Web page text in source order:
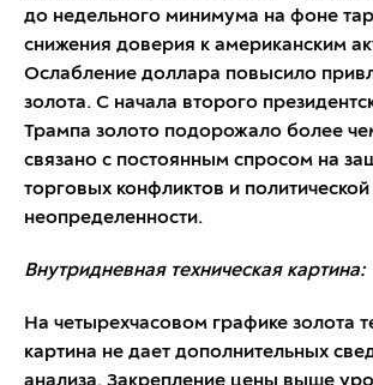
до недельного минимума на фоне
снижения доверия к американским
Ослабление доллара повысило
золота. С начала второго
Трампа золото подорожало более
связано с постоянным спросом на
торговых конфликтов и политической
неопределенности.
Внутридневная техническая картина:
На четырехчасовом графике золота
картина не дает дополнительных